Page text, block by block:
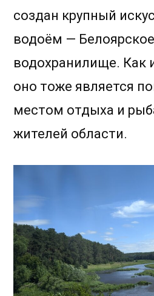
создан крупный
водоём — Белоярское
водохранилище. Как
оно тоже является
местом отдыха и
жителей области.